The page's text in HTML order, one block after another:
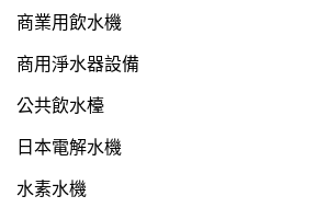
商業用飲水機
商用淨水器設備
公共飲水檯
日本電解水機
水素水機